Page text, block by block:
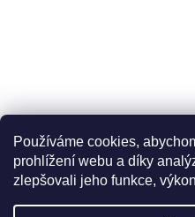
Používáme cookies,
prohlížení webu a díky
zlepšovali jeho funkce,